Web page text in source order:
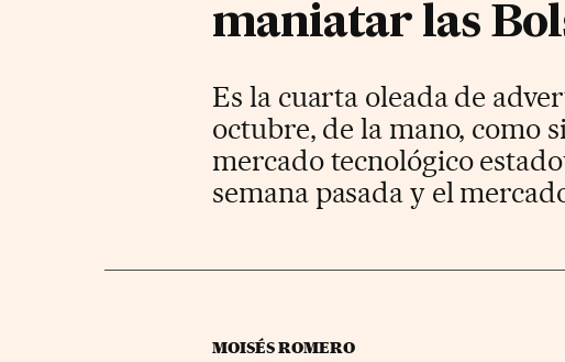
maniatar las
Es la cuarta oleada de
octubre, de la mano, como
mercado tecnológico
semana pasada y el
MOISÉS ROMERO